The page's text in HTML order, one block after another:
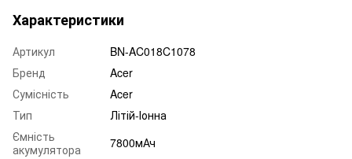
Характеристики
Артикул
BN-AC018C1078
Бренд
Acer
Сумісність
Acer
Тип
Літій-Іонна
Ємність
акумулятора
7800мАч